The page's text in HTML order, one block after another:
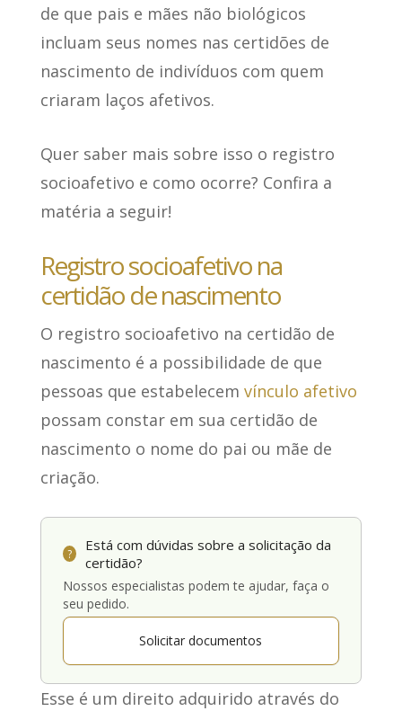
de que pais e mães não biológicos
incluam seus nomes nas certidões de
nascimento de indivíduos com quem
criaram laços afetivos.
Quer saber mais sobre isso o registro
socioafetivo e como ocorre? Confira a
matéria a seguir!
Registro socioafetivo na
certidão de nascimento
O registro socioafetivo na certidão de
nascimento é a possibilidade de que
pessoas que estabelecem vínculo afetivo
possam constar em sua certidão de
nascimento o nome do pai ou mãe de
criação.
?
Está com dúvidas sobre a solicitação da
certidão?
Nossos especialistas podem te ajudar, faça o
seu pedido.
Solicitar documentos
Esse é um direito adquirido através do